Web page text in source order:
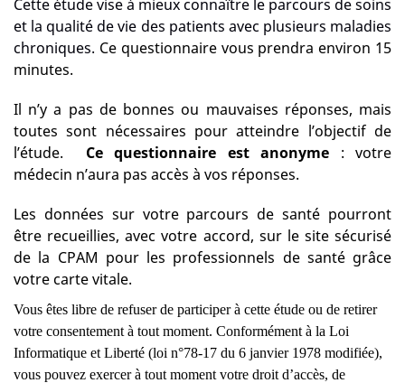
Cette étude vise à mieux connaître le parcours de soins
et la qualité de vie des patients avec plusieurs maladies
chroniques. Ce questionnaire vous prendra environ 15
minutes.
Il n’y a pas de bonnes ou mauvaises réponses, mais
toutes sont nécessaires pour atteindre l’objectif de
l’étude. Ce questionnaire est anonyme : votre
médecin n’aura pas accès à vos réponses.
Les données sur votre parcours de santé pourront
être recueillies, avec votre accord, sur le site sécurisé
de la CPAM pour les professionnels de santé grâce
votre carte vitale.
Vous êtes libre de refuser de participer à cette étude ou de retirer
votre consentement à tout moment. Conformément à la Loi
Informatique et Liberté (loi n°78-17 du 6 janvier 1978 modifiée),
vous pouvez exercer à tout moment votre droit d’accès, de